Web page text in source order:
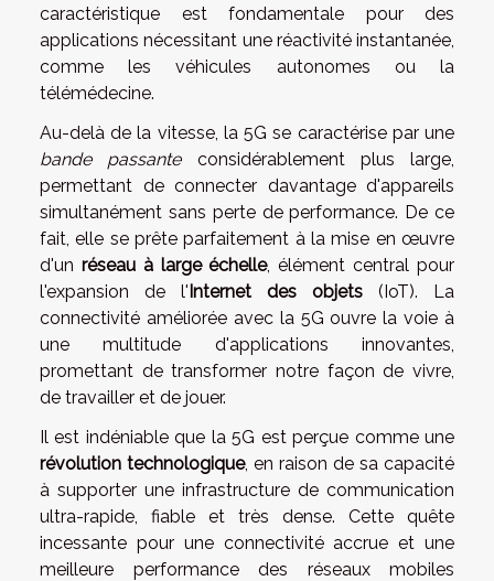
caractéristique est fondamentale pour des
applications nécessitant une réactivité instantanée,
comme les véhicules autonomes ou la
télémédecine.
Au-delà de la vitesse, la 5G se caractérise par une
bande passanteconsidérablement plus large,
permettant de connecter davantage d'appareils
simultanément sans perte de performance. De ce
fait, elle se prête parfaitement à la mise en œuvre
d'un réseau à large échelle, élément central pour
l'expansion de l' Internet des objets (IoT). La
connectivité améliorée avec la 5G ouvre la voie à
une multitude d'applications innovantes,
promettant de transformer notre façon de vivre,
de travailler et de jouer.
Il est indéniable que la 5G est perçue comme une
révolution technologique, en raison de sa capacité
à supporter une infrastructure de communication
ultra-rapide, fiable et très dense. Cette quête
incessante pour une connectivité accrue et une
meilleure performance des réseaux mobiles